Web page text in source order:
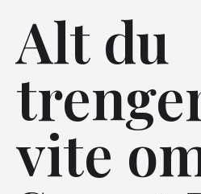
Alt du
vite